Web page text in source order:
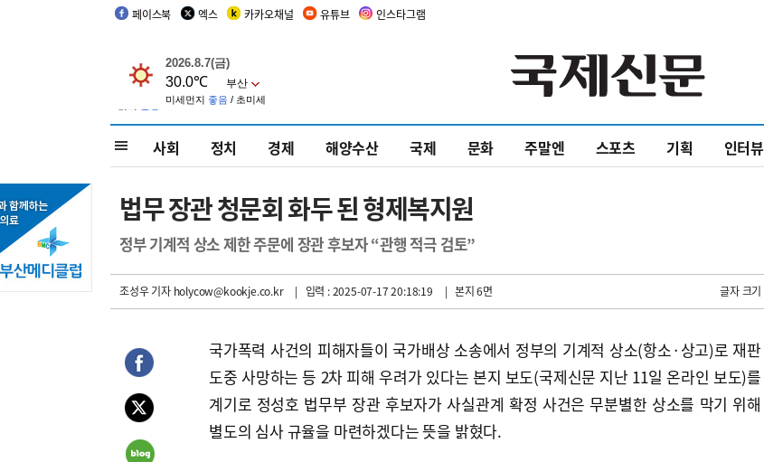
페이스북 엑스 카카오채널 유튜브 인스타그램
사회 정치 경제 해양수산 국제 문화 주말엔 스포츠 기획 인터뷰
법무 장관 청문회 화두 된 형제복지원
정부 기계적 상소 제한 주문에 장관 후보자 “관행 적극 검토”
조성우 기자holycow@kookje.co.kr | 입력 : 2025-07-17 20:18:19 | 본지 6면 글자 크기
국가폭력 사건의 피해자들이 국가배상 소송에서 정부의 기계적 상소(항소·상고)로 재판
도중 사망하는 등 2차 피해 우려가 있다는 본지 보도(국제신문 지난 11일 온라인 보도)를
계기로 정성호 법무부 장관 후보자가 사실관계 확정 사건은 무분별한 상소를 막기 위해
별도의 심사 규율을 마련하겠다는 뜻을 밝혔다.